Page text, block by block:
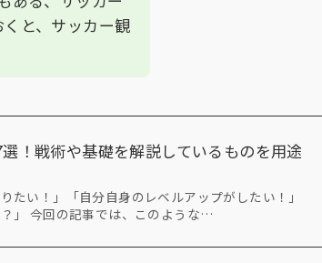
と、サッカー観
！戦術や基礎を解説しているものを用途
たい！」「自分自身のレベルアップがしたい！」
」 今回の記事では、このような…